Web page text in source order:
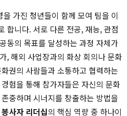
가진 청년들이 함께 모여 팀을 이
합니다. 서로 다른 전공, 재능, 관점
동의 목표를 달성하는 과정 자체가
, 해외 사업장과의 화상 회의나 문화
권의 사람들과 소통하고 협력하는
험을 통해 참가자들은 자신의 문화
중하며 시너지를 창출하는 방법을
봉사자 리더십의 핵심 역량 중 하나이